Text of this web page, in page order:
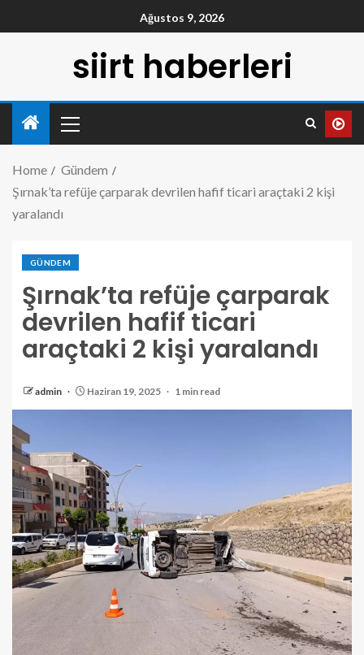
Ağustos 9, 2026
siirt haberleri
Home
Gündem
Şırnak’ta refüje çarparak devrilen hafif ticari araçtaki 2 kişi
yaralandı
GÜNDEM
Şırnak’ta refüje çarparak
devrilen hafif ticari
araçtaki 2 kişi yaralandı
admin Haziran 19, 2025 1 min read